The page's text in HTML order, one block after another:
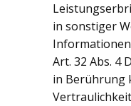
in sonstiger
Informationen
Art. 32 Abs. 4
in Berührung